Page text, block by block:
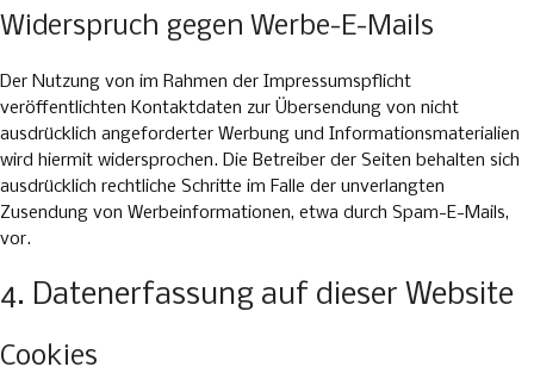
Widerspruch gegen Werbe-E-Mails
Der Nutzung von im Rahmen der Impressumspflicht
veröffentlichten Kontaktdaten zur Übersendung von nicht
ausdrücklich angeforderter Werbung und Informationsmaterialien
wird hiermit widersprochen. Die Betreiber der Seiten behalten sich
ausdrücklich rechtliche Schritte im Falle der unverlangten
Zusendung von Werbeinformationen, etwa durch Spam-E-Mails,
vor.
4. Datenerfassung auf dieser Website
Cookies